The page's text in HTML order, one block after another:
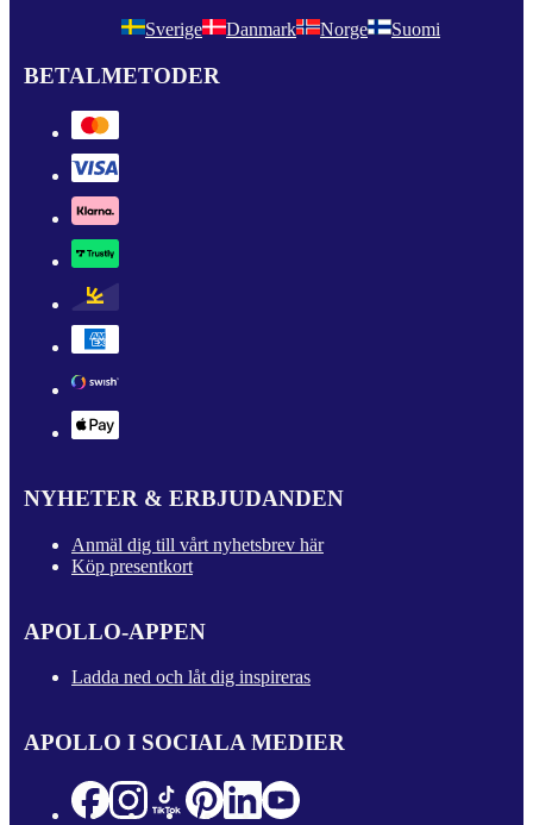
Sverige Danmark Norge Suomi
BETALMETODER
NYHETER & ERBJUDANDEN
Anmäl dig till vårt nyhetsbrev här
Köp presentkort
APOLLO-APPEN
Ladda ned och låt dig inspireras
APOLLO I SOCIALA MEDIER